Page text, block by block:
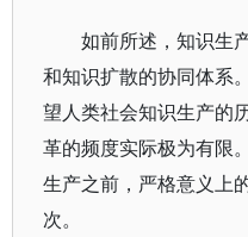
如前所述，知识生
和知识扩散的协同体系
望人类社会知识生产的
革的频度实际极为有限
生产之前，严格意义上
次。